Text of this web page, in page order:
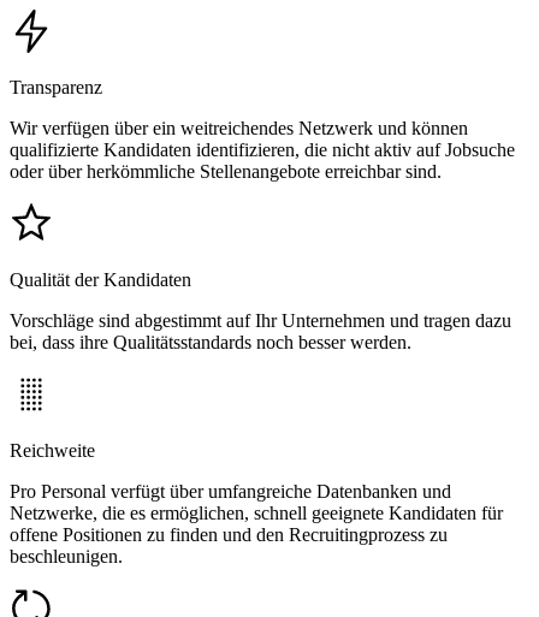
Transparenz
Wir verfügen über ein weitreichendes Netzwerk und können
qualifizierte Kandidaten identifizieren, die nicht aktiv auf Jobsuche
oder über herkömmliche Stellenangebote erreichbar sind.
Qualität der Kandidaten
Vorschläge sind abgestimmt auf Ihr Unternehmen und tragen dazu
bei, dass ihre Qualitätsstandards noch besser werden.
Reichweite
Pro Personal verfügt über umfangreiche Datenbanken und
Netzwerke, die es ermöglichen, schnell geeignete Kandidaten für
offene Positionen zu finden und den Recruitingprozess zu
beschleunigen.